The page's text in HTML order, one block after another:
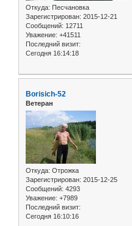
Откуда: Песчановка
Зарегистрирован: 2015-12-21
Сообщений: 12711
Уважение: +41511
Последний визит:
Сегодня 16:14:18
Borisich-52
Ветеран
Откуда: Отрожка
Зарегистрирован: 2015-12-25
Сообщений: 4293
Уважение: +7989
Последний визит:
Сегодня 16:10:16